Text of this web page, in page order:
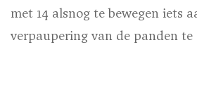
met 14 alsnog te bewegen iets
verpaupering van de panden te